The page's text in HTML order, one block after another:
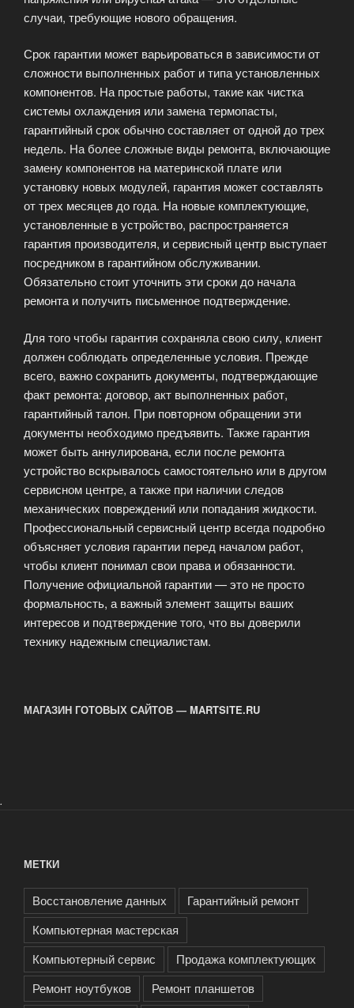
случаи, требующие нового обращения.
Срок гарантии может варьироваться в зависимости от
сложности выполненных работ и типа установленных
компонентов. На простые работы, такие как чистка
системы охлаждения или замена термопасты,
гарантийный срок обычно составляет от одной до трех
недель. На более сложные виды ремонта, включающие
замену компонентов на материнской плате или
установку новых модулей, гарантия может составлять
от трех месяцев до года. На новые комплектующие,
установленные в устройство, распространяется
гарантия производителя, и сервисный центр выступает
посредником в гарантийном обслуживании.
Обязательно стоит уточнить эти сроки до начала
ремонта и получить письменное подтверждение.
Для того чтобы гарантия сохраняла свою силу, клиент
должен соблюдать определенные условия. Прежде
всего, важно сохранить документы, подтверждающие
факт ремонта: договор, акт выполненных работ,
гарантийный талон. При повторном обращении эти
документы необходимо предъявить. Также гарантия
может быть аннулирована, если после ремонта
устройство вскрывалось самостоятельно или в другом
сервисном центре, а также при наличии следов
механических повреждений или попадания жидкости.
Профессиональный сервисный центр всегда подробно
объясняет условия гарантии перед началом работ,
чтобы клиент понимал свои права и обязанности.
Получение официальной гарантии — это не просто
формальность, а важный элемент защиты ваших
интересов и подтверждение того, что вы доверили
технику надежным специалистам.
МАГАЗИН ГОТОВЫХ САЙТОВ — MARTSITE.RU
.
МЕТКИ
Восстановление данных
Гарантийный ремонт
Компьютерная мастерская
Компьютерный сервис
Продажа комплектующих
Ремонт ноутбуков
Ремонт планшетов